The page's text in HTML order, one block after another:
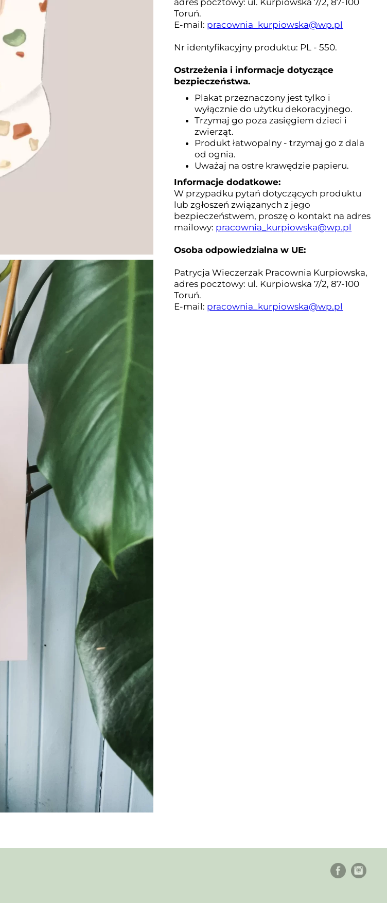
adres pocztowy: ul. Kurpiowska 7/2, 87-100
Toruń.
E-mail: pracownia_kurpiowska@wp.pl
Nr identyfikacyjny produktu: PL - 550.
Ostrzeżenia i informacje dotyczące
bezpieczeństwa.
Plakat przeznaczony jest tylko i
wyłącznie do użytku dekoracyjnego.
Trzymaj go poza zasięgiem dzieci i
zwierząt.
Produkt łatwopalny - trzymaj go z dala
od ognia.
Uważaj na ostre krawędzie papieru.
Informacje dodatkowe:
W przypadku pytań dotyczących produktu
lub zgłoszeń związanych z jego
bezpieczeństwem, proszę o kontakt na adres
mailowy: pracownia_kurpiowska@wp.pl
Osoba odpowiedzialna w UE:
Patrycja Wieczerzak Pracownia Kurpiowska,
adres pocztowy: ul. Kurpiowska 7/2, 87-100
Toruń.
E-mail: pracownia_kurpiowska@wp.pl